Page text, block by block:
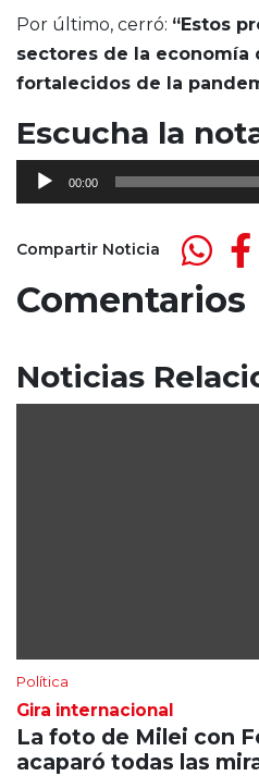
Por último, cerró: “Estos
sectores de la economía
fortalecidos de la
Escucha la
Reproductor
de
00:00
Compartir Noticia
Comentarios
Noticias
Política
Gira internacional
La foto de Milei con
acaparó todas las